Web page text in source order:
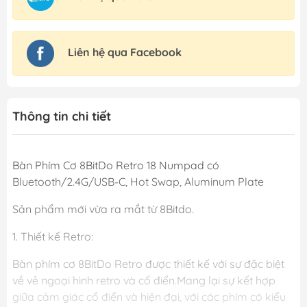
Liên hệ qua Facebook
Thông tin chi tiết
Bàn Phím Cơ 8BitDo Retro 18 Numpad có
Bluetooth/2.4G/USB-C, Hot Swap, Aluminum Plate
Sản phẩm mới vừa ra mắt từ 8Bitdo.
1. Thiết kế Retro:
Bàn phím cơ 8BitDo Retro được thiết kế với sự đặc biệt
về vẻ ngoại hình retro và cổ điển.Mang lại sự kết hợp
giữa cảm giác cổ điển và hiện đại, với các phím có kiểu